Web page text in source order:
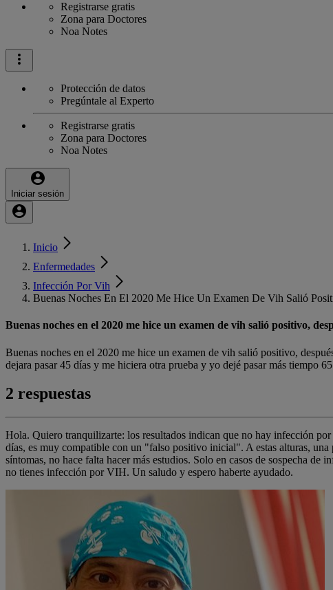
Registrarse gratis
Zona para Doctores
Noa Notes
Protección de datos
Pregúntale al Experto
Registrarse gratis
Zona para Doctores
Noa Notes
Iniciar sesión
Inicio
Enfermedades
Infección Por Vih
Buenas Noches En El 2020 Me Hice Un Examen De Vih Salió
Buenas noches en el 2020 me hice un examen de vih salió positivo,
Buenas noches en el 2020 me hice un examen de vih salió positivo,
dejara pasar 45 días y me hiciera otra prueba y yo dejé pasar más tiempo
2 respuestas
Hola. Quiero tranquilizarte: los resultados indican que no hay infección
días, es muy compatible con un "falso positivo inicial". A estas alturas,
síntomas, no hace falta hacer más estudios. Solo en casos de sospecha
no tienes infección por VIH. Un saludo y espero haberte ayudado.